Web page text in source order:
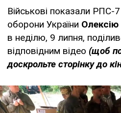
Військові показали РПС-7
оборони України Олексію
в неділю, 9 липня,
відповідним відео (щоб
доскрольте сторінку до